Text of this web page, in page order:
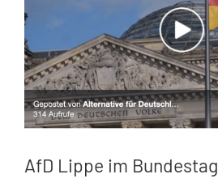
AfD Lippe im Bundestag